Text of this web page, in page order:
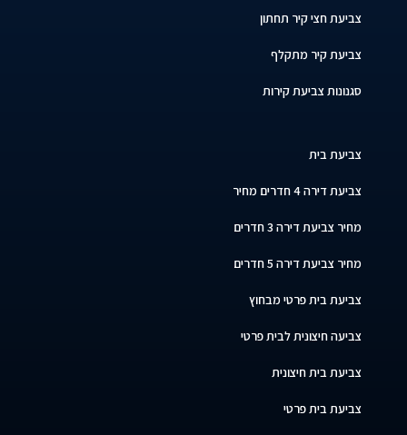
צביעת חצי קיר תחתון
צביעת קיר מתקלף
סגנונות צביעת קירות
צביעת בית
צביעת דירה 4 חדרים מחיר
מחיר צביעת דירה 3 חדרים
מחיר צביעת דירה 5 חדרים
צביעת בית פרטי מבחוץ
צביעה חיצונית לבית פרטי
צביעת בית חיצונית
צביעת בית פרטי